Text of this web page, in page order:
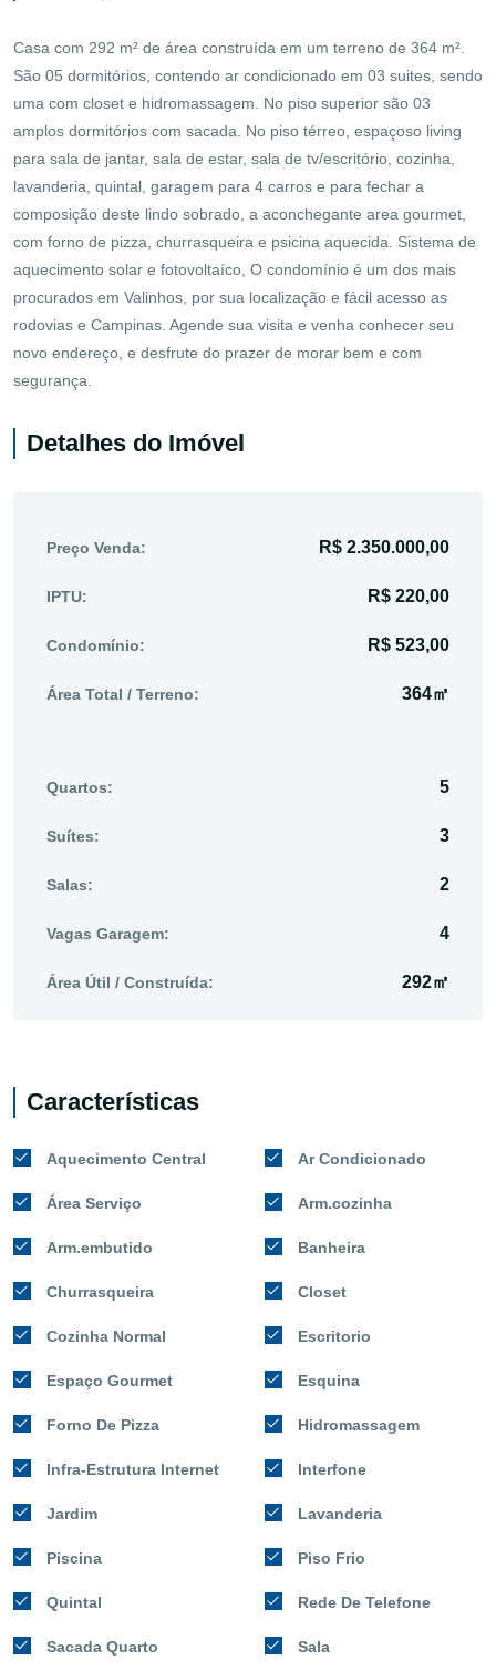
Casa com 292 m² de área construída em um terreno de 364 m².
São 05 dormitórios, contendo ar condicionado em 03 suites, sendo
uma com closet e hidromassagem. No piso superior são 03
amplos dormitórios com sacada. No piso térreo, espaçoso living
para sala de jantar, sala de estar, sala de tv/escritório, cozinha,
lavanderia, quintal, garagem para 4 carros e para fechar a
composição deste lindo sobrado, a aconchegante area gourmet,
com forno de pizza, churrasqueira e psicina aquecida. Sistema de
aquecimento solar e fotovoltaíco, O condomínio é um dos mais
procurados em Valinhos, por sua localização e fácil acesso as
rodovias e Campinas. Agende sua visita e venha conhecer seu
novo endereço, e desfrute do prazer de morar bem e com
segurança.
Detalhes do Imóvel
Preço Venda: R$ 2.350.000,00
IPTU: R$ 220,00
Condomínio: R$ 523,00
Área Total / Terreno: 364㎡
Quartos: 5
Suítes: 3
Salas: 2
Vagas Garagem: 4
Área Útil / Construída: 292㎡
Características
Aquecimento Central Ar Condicionado
Área Serviço Arm.cozinha
Arm.embutido Banheira
Churrasqueira Closet
Cozinha Normal Escritorio
Espaço Gourmet Esquina
Forno De Pizza Hidromassagem
Infra-Estrutura Internet Interfone
Jardim Lavanderia
Piscina Piso Frio
Quintal Rede De Telefone
Sacada Quarto Sala